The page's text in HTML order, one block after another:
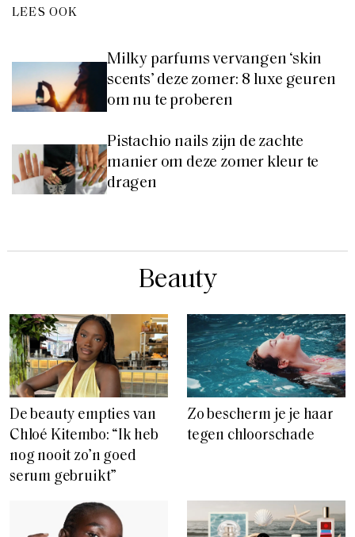
manier om deze zomer kleur te
dragen
Beauty
De beauty empties van
Chloé Kitembo: “Ik heb
nog nooit zo’n goed
serum gebruikt”
Zo bescherm je je haar
tegen chloorschade
Wat zijn hybride SPF’s,
de nieuwe generatie
13 zomerse parfums die
geuren naar strand en